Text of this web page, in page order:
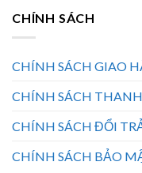
CHÍNH SÁCH
CHÍNH SÁCH GIAO
CHÍNH SÁCH
CHÍNH SÁCH ĐỔI
CHÍNH SÁCH BẢO